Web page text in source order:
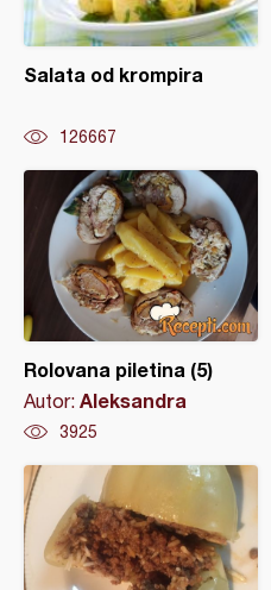
Salata od krompira
126667
Rolovana piletina (5)
Autor: Aleksandra
3925